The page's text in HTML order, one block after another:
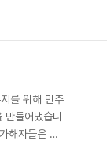
주명 선생
석..
를 위해 민주
들어냈습니
해자들은 이